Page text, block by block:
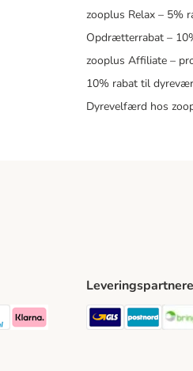
zooplus Relax – 5%
Opdrætterrabat –
zooplus Affiliate –
10% rabat til
Dyrevelfærd hos
Method
Payment Method
Klarna Payment Method
Leveringspartnere
GLS Shipping